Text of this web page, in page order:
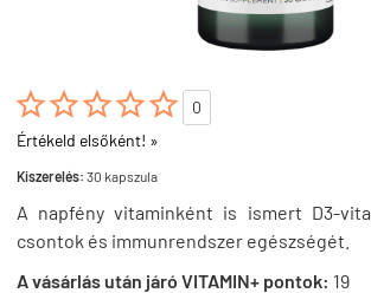

0
Értékeld elsőként! »
Kiszerelés: 30 kapszula
A napfény vitaminként is ismert D3-
csontok és immunrendszer egészségét.
A vásárlás után járó VITAMIN+ pontok: 19